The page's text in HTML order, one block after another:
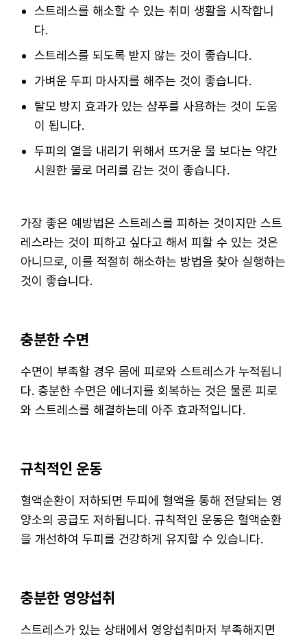
스트레스를 해소할 수 있는 취미 생활을 시작합니
다.
스트레스를 되도록 받지 않는 것이 좋습니다.
가벼운 두피 마사지를 해주는 것이 좋습니다.
탈모 방지 효과가 있는 샴푸를 사용하는 것이 도움
이 됩니다.
두피의 열을 내리기 위해서 뜨거운 물 보다는 약간
시원한 물로 머리를 감는 것이 좋습니다.
가장 좋은 예방법은 스트레스를 피하는 것이지만 스트
레스라는 것이 피하고 싶다고 해서 피할 수 있는 것은
아니므로, 이를 적절히 해소하는 방법을 찾아 실행하는
것이 좋습니다.
충분한 수면
수면이 부족할 경우 몸에 피로와 스트레스가 누적됩니
다. 충분한 수면은 에너지를 회복하는 것은 물론 피로
와 스트레스를 해결하는데 아주 효과적입니다.
규칙적인 운동
혈액순환이 저하되면 두피에 혈액을 통해 전달되는 영
양소의 공급도 저하됩니다. 규칙적인 운동은 혈액순환
을 개선하여 두피를 건강하게 유지할 수 있습니다.
충분한 영양섭취
스트레스가 있는 상태에서 영양섭취마저 부족해지면